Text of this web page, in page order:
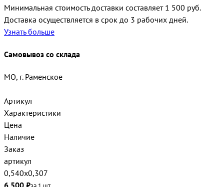
Минимальная стоимость доставки составляет 1 500 руб.
Доставка осуществляется в срок до 3 рабочих дней.
Узнать больше
Самовывоз со склада
МО, г. Раменское
Артикул
Характеристики
Цена
Наличие
Заказ
артикул
0,540х0,307